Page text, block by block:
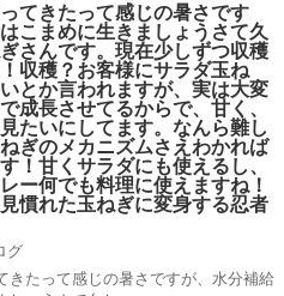
てきたって感じの暑さです
こまめに生きましょうさて久
さんです。現在少しずつ収穫
収穫？お客様にサラダ玉ね
とか言われますが、実は大変
成長させてるからで、甘く、
たいにしてます。なんら難し
ぎのメカニズムさえわかれば
！甘くサラダにも使えるし、
ー何でも料理に使えますね！
慣れた玉ねぎに変身する忍者
グ
きたって感じの暑さですが、水分補給